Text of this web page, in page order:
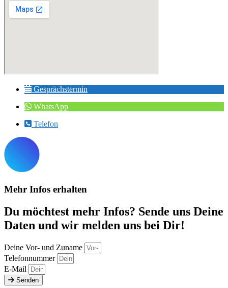
Gesprächstermin
WhatsApp
Telefon
Mehr Infos erhalten
Du möchtest mehr Infos? Sende uns Deine
Daten und wir melden uns bei Dir!
Deine Vor- und Zuname
Telefonnummer
E-Mail
Senden